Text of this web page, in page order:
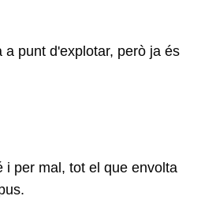
punt d'explotar, però ja és
i per mal, tot el que envolta